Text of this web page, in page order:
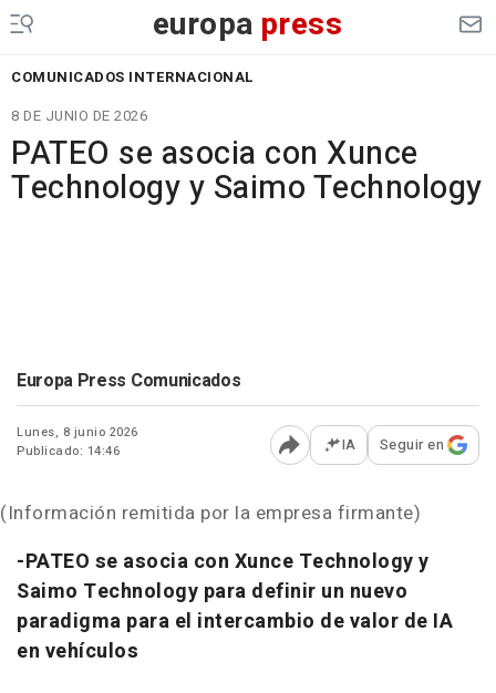
europa press
COMUNICADOS INTERNACIONAL
8 DE JUNIO DE 2026
PATEO se asocia con Xunce
Technology y Saimo Technology
Europa Press Comunicados
Lunes, 8 junio 2026
Publicado: 14:46
Abrir opciones para
IA Seguir en
(Información remitida por la empresa firmante)
-PATEO se asocia con Xunce Technology y
Saimo Technology para definir un nuevo
paradigma para el intercambio de valor de IA
en vehículos